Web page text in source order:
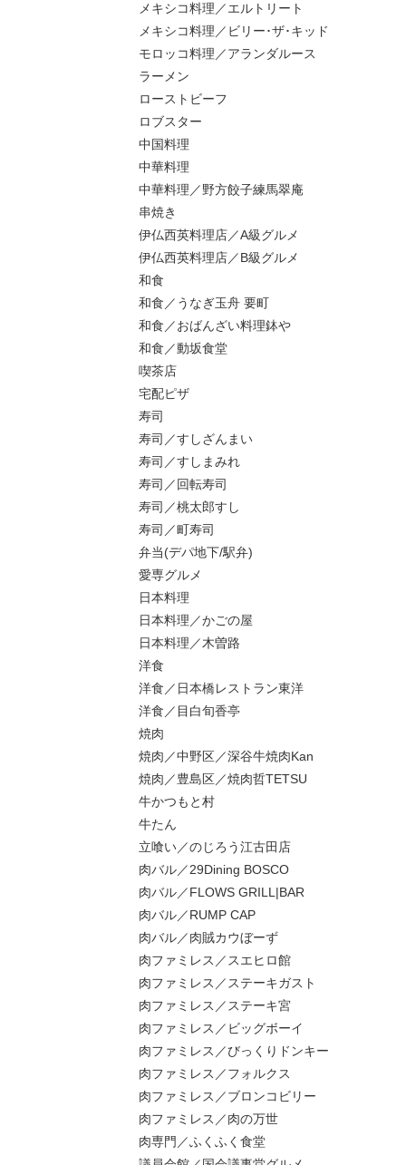
メキシコ料理／エルトリート
メキシコ料理／ビリー･ザ･キッド
モロッコ料理／アランダルース
ラーメン
ローストビーフ
ロブスター
中国料理
中華料理
中華料理／野方餃子練馬翠庵
串焼き
伊仏西英料理店／A級グルメ
伊仏西英料理店／B級グルメ
和食
和食／うなぎ玉舟 要町
和食／おばんざい料理鉢や
和食／動坂食堂
喫茶店
宅配ピザ
寿司
寿司／すしざんまい
寿司／すしまみれ
寿司／回転寿司
寿司／桃太郎すし
寿司／町寿司
弁当(デパ地下/駅弁)
愛専グルメ
日本料理
日本料理／かごの屋
日本料理／木曽路
洋食
洋食／日本橋レストラン東洋
洋食／目白旬香亭
焼肉
焼肉／中野区／深谷牛焼肉Kan
焼肉／豊島区／焼肉哲TETSU
牛かつもと村
牛たん
立喰い／のじろう江古田店
肉バル／29Dining BOSCO
肉バル／FLOWS GRILL|BAR
肉バル／RUMP CAP
肉バル／肉賊カウぼーず
肉ファミレス／スエヒロ館
肉ファミレス／ステーキガスト
肉ファミレス／ステーキ宮
肉ファミレス／ビッグボーイ
肉ファミレス／びっくりドンキー
肉ファミレス／フォルクス
肉ファミレス／ブロンコビリー
肉ファミレス／肉の万世
肉専門／ふくふく食堂